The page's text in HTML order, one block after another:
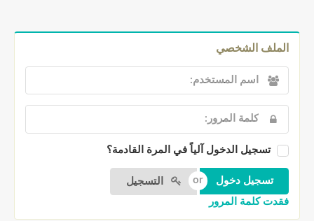
الملف الشخصي
تسجيل الدخول آلياً في المرة القادمة؟
التسجيل
فقدت كلمة المرور